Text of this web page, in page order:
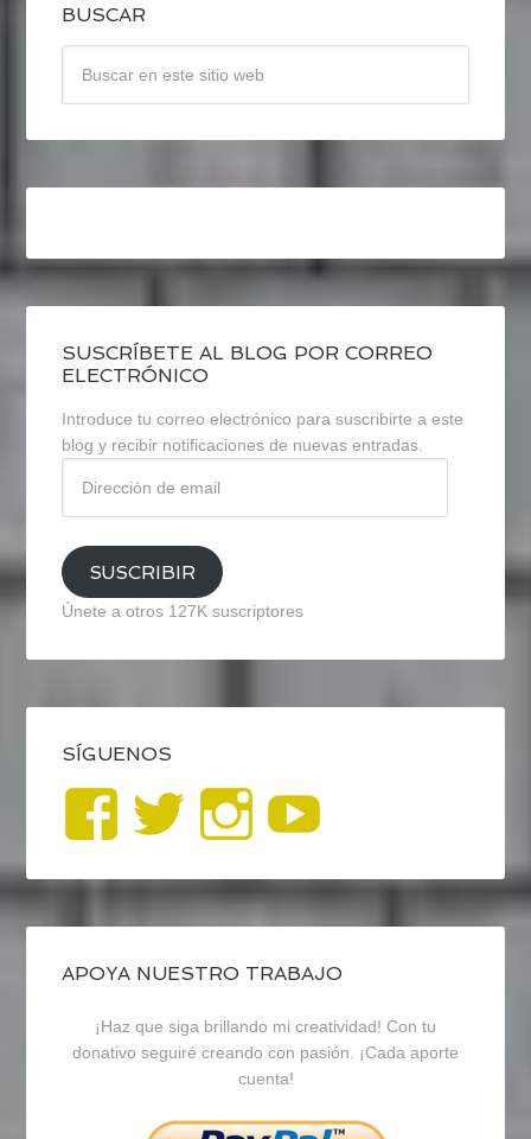
BUSCAR
SUSCRÍBETE AL BLOG POR CORREO
ELECTRÓNICO
Introduce tu correo electrónico para suscribirte a este
blog y recibir notificaciones de nuevas entradas.
email
SUSCRIBIR
Únete a otros 127K suscriptores
SÍGUENOS
Ver
perfil
de
blogrecursosep
en
Facebook
Ver
perfil
de
recursosep
en
Twitter
Ver
perfil
de
recursosep
en
Instagram
APOYA NUESTRO TRABAJO
¡Haz que siga brillando mi creatividad! Con tu
donativo seguiré creando con pasión. ¡Cada aporte
cuenta!